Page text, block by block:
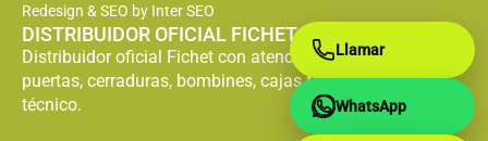
Redesign & SEO by Inter SEO
DISTRIBUIDOR OFICIAL FICHET
Distribuidor oficial Fichet con atención especializada en
puertas, cerraduras, bombines, cajas fuertes y servicio
técnico.
Llamar
WhatsApp